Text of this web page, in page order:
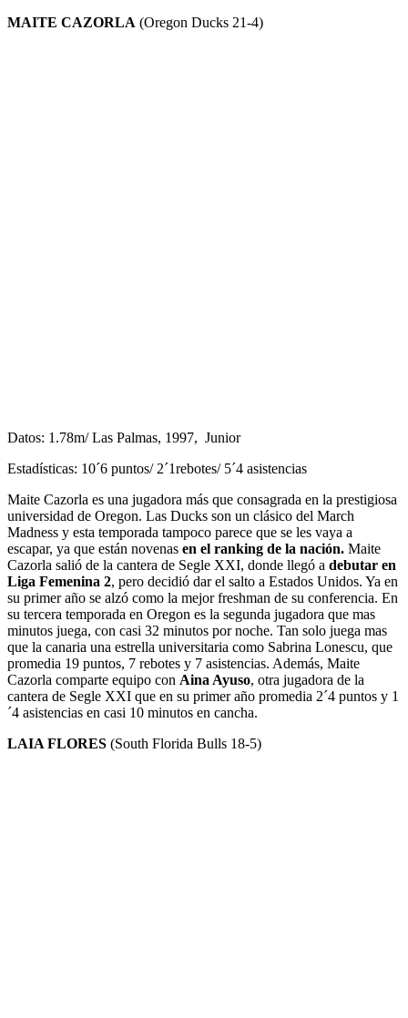
MAITE CAZORLA (Oregon Ducks 21-4)
Datos: 1.78m/ Las Palmas, 1997, Junior
Estadísticas: 10´6 puntos/ 2´1rebotes/ 5´4 asistencias
Maite Cazorla es una jugadora más que consagrada en la prestigiosa
universidad de Oregon. Las Ducks son un clásico del March
Madness y esta temporada tampoco parece que se les vaya a
escapar, ya que están novenas en el ranking de la nación. Maite
Cazorla salió de la cantera de Segle XXI, donde llegó a debutar en
Liga Femenina 2, pero decidió dar el salto a Estados Unidos. Ya en
su primer año se alzó como la mejor freshman de su conferencia. En
su tercera temporada en Oregon es la segunda jugadora que mas
minutos juega, con casi 32 minutos por noche. Tan solo juega mas
que la canaria una estrella universitaria como Sabrina Lonescu, que
promedia 19 puntos, 7 rebotes y 7 asistencias. Además, Maite
Cazorla comparte equipo con Aina Ayuso, otra jugadora de la
cantera de Segle XXI que en su primer año promedia 2´4 puntos y 1
´4 asistencias en casi 10 minutos en cancha.
LAIA FLORES (South Florida Bulls 18-5)